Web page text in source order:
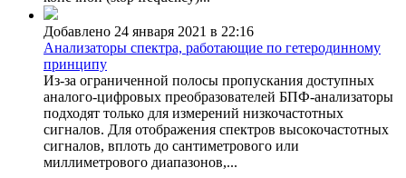
Добавлено 24 января 2021 в 22:16
Анализаторы спектра, работающие по гетеродинному
принципу
Из-за ограниченной полосы пропускания доступных
аналого-цифровых преобразователей БПФ-анализаторы
подходят только для измерений низкочастотных
сигналов. Для отображения спектров высокочастотных
сигналов, вплоть до сантиметрового или
миллиметрового диапазонов,...